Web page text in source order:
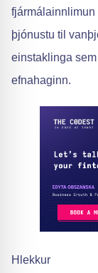
fjármálainnlimun
þjónustu til
einstaklinga
efnahaginn.
Hlekkur